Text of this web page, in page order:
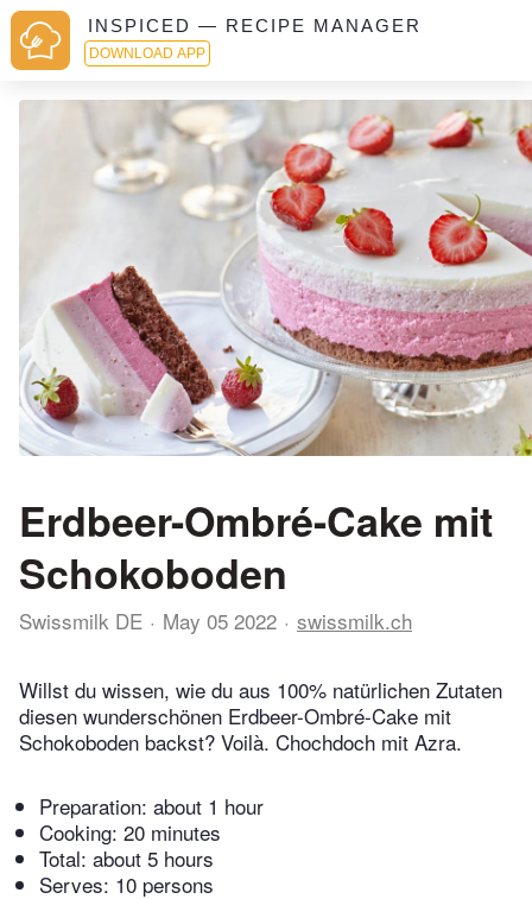
INSPICED — RECIPE MANAGER
DOWNLOAD APP
Erdbeer-Ombré-Cake mit
Schokoboden
Swissmilk DE May 05 2022 swissmilk.ch
Willst du wissen, wie du aus 100% natürlichen Zutaten
diesen wunderschönen Erdbeer-Ombré-Cake mit
Schokoboden backst? Voilà. Chochdoch mit Azra.
Preparation: about 1 hour
Cooking: 20 minutes
Total: about 5 hours
Serves: 10 persons